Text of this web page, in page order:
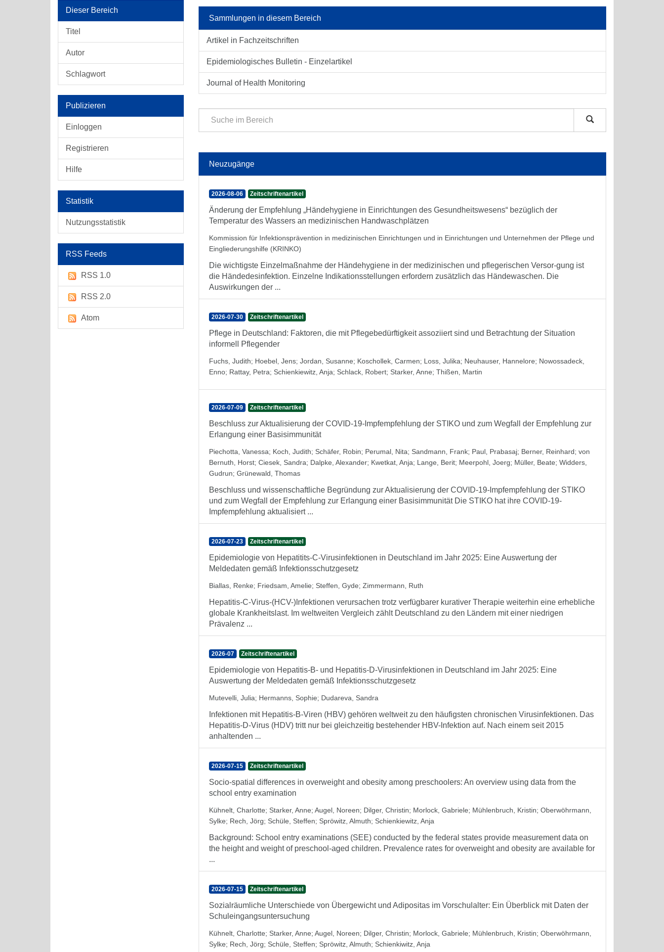
Dieser Bereich
Titel
Autor
Schlagwort
Publizieren
Einloggen
Registrieren
Hilfe
Statistik
Nutzungsstatistik
RSS Feeds
RSS 1.0
RSS 2.0
Atom
Sammlungen in diesem Bereich
Artikel in Fachzeitschriften
Epidemiologisches Bulletin - Einzelartikel
Journal of Health Monitoring
Neuzugänge
2026-08-06 Zeitschriftenartikel
Änderung der Empfehlung „Händehygiene in Einrichtungen des Gesundheitswesens“ bezüglich der
Temperatur des Wassers an medizinischen Handwaschplätzen
Kommission für Infektionsprävention in medizinischen Einrichtungen und in Einrichtungen und Unternehmen der Pflege und
Eingliederungshilfe (KRINKO)
Die wichtigste Einzelmaßnahme der Händehygiene in der medizinischen und pflegerischen Versor-gung ist
die Händedesinfektion. Einzelne Indikationsstellungen erfordern zusätzlich das Händewaschen. Die
Auswirkungen der ...
2026-07-30 Zeitschriftenartikel
Pflege in Deutschland: Faktoren, die mit Pflegebedürftigkeit assoziiert sind und Betrachtung der Situation
informell Pflegender
Fuchs, Judith; Hoebel, Jens; Jordan, Susanne; Koschollek, Carmen; Loss, Julika; Neuhauser, Hannelore; Nowossadeck,
Enno; Rattay, Petra; Schienkiewitz, Anja; Schlack, Robert; Starker, Anne; Thißen, Martin
2026-07-09 Zeitschriftenartikel
Beschluss zur Aktualisierung der COVID-19-Impfempfehlung der STIKO und zum Wegfall der Empfehlung zur
Erlangung einer Basisimmunität
Piechotta, Vanessa; Koch, Judith; Schäfer, Robin; Perumal, Nita; Sandmann, Frank; Paul, Prabasaj; Berner, Reinhard; von
Bernuth, Horst; Ciesek, Sandra; Dalpke, Alexander; Kwetkat, Anja; Lange, Berit; Meerpohl, Joerg; Müller, Beate; Widders,
Gudrun; Grünewald, Thomas
Beschluss und wissenschaftliche Begründung zur Aktualisierung der COVID-19-Impfempfehlung der STIKO
und zum Wegfall der Empfehlung zur Erlangung einer Basisimmunität Die STIKO hat ihre COVID-19-
Impfempfehlung aktualisiert ...
2026-07-23 Zeitschriftenartikel
Epidemiologie von Hepatitits-C-Virusinfektionen in Deutschland im Jahr 2025: Eine Auswertung der
Meldedaten gemäß Infektionsschutzgesetz
Biallas, Renke; Friedsam, Amelie; Steffen, Gyde; Zimmermann, Ruth
Hepatitis-C-Virus-(HCV-)Infektionen verursachen trotz verfügbarer kurativer Therapie weiterhin eine erhebliche
globale Krankheitslast. Im weltweiten Vergleich zählt Deutschland zu den Ländern mit einer niedrigen
Prävalenz ...
2026-07 Zeitschriftenartikel
Epidemiologie von Hepatitis-B- und Hepatitis-D-Virusinfektionen in Deutschland im Jahr 2025: Eine
Auswertung der Meldedaten gemäß Infektionsschutzgesetz
Mutevelli, Julia; Hermanns, Sophie; Dudareva, Sandra
Infektionen mit Hepatitis-B-Viren (HBV) gehören weltweit zu den häufigsten chronischen Virusinfektionen. Das
Hepatitis-D-Virus (HDV) tritt nur bei gleichzeitig bestehender HBV-Infektion auf. Nach einem seit 2015
anhaltenden ...
2026-07-15 Zeitschriftenartikel
Socio-spatial differences in overweight and obesity among preschoolers: An overview using data from the
school entry examination
Kühnelt, Charlotte; Starker, Anne; Augel, Noreen; Dilger, Christin; Morlock, Gabriele; Mühlenbruch, Kristin; Oberwöhrmann,
Sylke; Rech, Jörg; Schüle, Steffen; Spröwitz, Almuth; Schienkiewitz, Anja
Background: School entry examinations (SEE) conducted by the federal states provide measurement data on
the height and weight of preschool-aged children. Prevalence rates for overweight and obesity are available for
...
2026-07-15 Zeitschriftenartikel
Sozialräumliche Unterschiede von Übergewicht und Adipositas im Vorschulalter: Ein Überblick mit Daten der
Schuleingangsuntersuchung
Kühnelt, Charlotte; Starker, Anne; Augel, Noreen; Dilger, Christin; Morlock, Gabriele; Mühlenbruch, Kristin; Oberwöhrmann,
Sylke; Rech, Jörg; Schüle, Steffen; Spröwitz, Almuth; Schienkiwitz, Anja